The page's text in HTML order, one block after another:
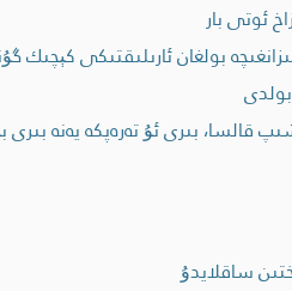
ئوتى بار
بولغان ئارىلىقتىكى كېچىك
بىرى ئۇ تەرەپكە يەنە
ساقلايدۇ